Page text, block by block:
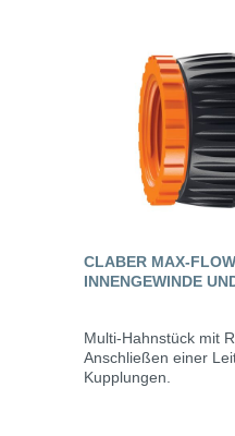
CLABER MAX-
INNENGEWINDE
Multi-Hahnstück mit
Anschließen einer
Kupplungen.